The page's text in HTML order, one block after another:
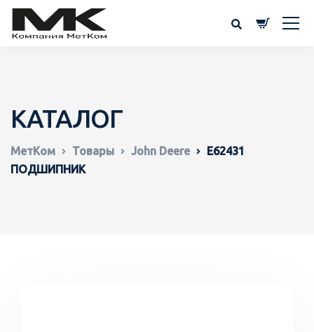
КАТАЛОГ
МетКом Товары John Deere
E62431
ПОДШИПНИК